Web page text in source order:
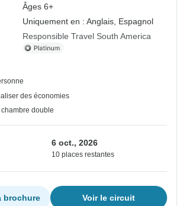
Âges 6+
Uniquement en : Anglais, Espagnol
Responsible Travel South America
des économies
double
6 oct., 2026
10 places restantes
Voir le circuit
brochure